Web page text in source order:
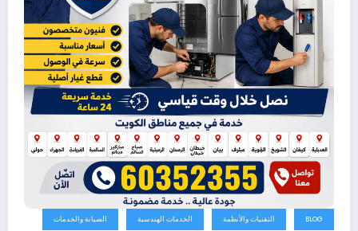
BLOG التقنيات والأنظمة الخدمات الهندسية الصيانة والخدمات